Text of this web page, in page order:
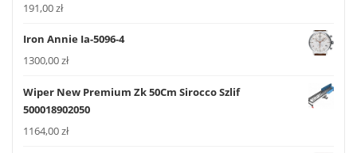
191,00zł
Iron Annie Ia-5096-4
1300,00zł
Wiper New Premium Zk 50Cm Sirocco Szlif
500018902050
1164,00zł